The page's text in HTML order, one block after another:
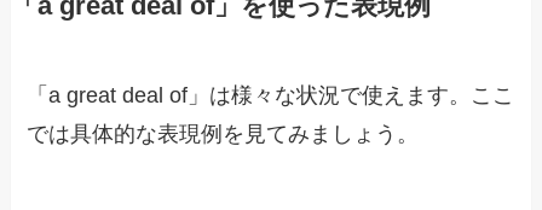
「a great deal of」は様々な状況で使えます。ここ
では具体的な表現例を見てみましょう。